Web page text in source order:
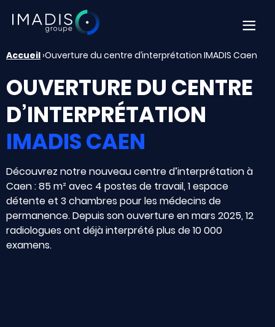
Accueil ›Ouverture du centre d’interprétation IMADIS Caen
OUVERTURE DU CENTRE
D’INTERPRÉTATION
IMADIS CAEN
Découvrez notre nouveau centre d’interprétation à
Caen : 85 m² avec 4 postes de travail, 1 espace
détente et 3 chambres pour les médecins de
permanence. Depuis son ouverture en mars 2025, 12
radiologues ont déjà interprété plus de 10 000
examens.